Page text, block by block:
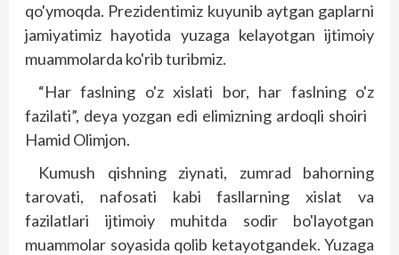
qo'ymoqda. Prezidentimiz kuyunib aytgan gaplarni
jamiyatimiz hayotida yuzaga kelayotgan ijtimoiy
muammolarda ko'rib turibmiz.
“Har faslning o'z xislati bor, har faslning o'z
fazilati”, deya yozgan edi elimizning ardoqli shoiri
Hamid Olimjon.
Kumush qishning ziynati, zumrad bahorning
tarovati, nafosati kabi fasllarning xislat va
fazilatlari ijtimoiy muhitda sodir bo'layotgan
muammolar soyasida qolib ketayotgandek. Yuzaga